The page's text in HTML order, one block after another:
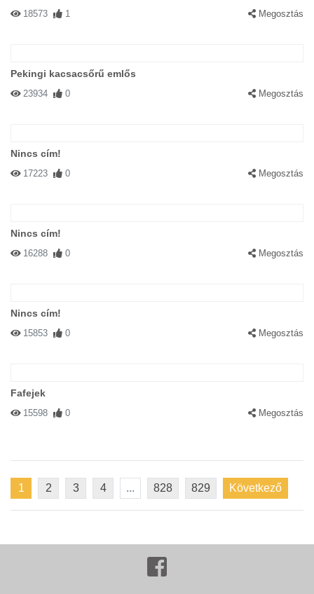
18573 1 Megosztás
Pekingi kacsacsőrű emlős
23934 0 Megosztás
Nincs cím!
17223 0 Megosztás
Nincs cím!
16288 0 Megosztás
Nincs cím!
15853 0 Megosztás
Fafejek
15598 0 Megosztás
1 2 3 4 ... 828 829 Következő